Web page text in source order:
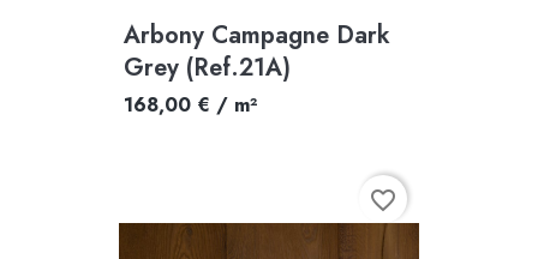
Arbony Campagne Dark
Grey (Ref.21A)
168,00 € / m²
favorite_border